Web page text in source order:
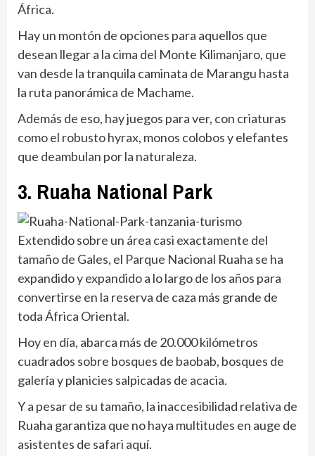
África.
Hay un montón de opciones para aquellos que
desean llegar a la cima del Monte Kilimanjaro, que
van desde la tranquila caminata de Marangu hasta
la ruta panorámica de Machame.
Además de eso, hay juegos para ver, con criaturas
como el robusto hyrax, monos colobos y elefantes
que deambulan por la naturaleza.
3. Ruaha National Park
Extendido sobre un área casi exactamente del
tamaño de Gales, el Parque Nacional Ruaha se ha
expandido y expandido a lo largo de los años para
convertirse en la reserva de caza más grande de
toda África Oriental.
Hoy en día, abarca más de 20.000 kilómetros
cuadrados sobre bosques de baobab, bosques de
galería y planicies salpicadas de acacia.
Y a pesar de su tamaño, la inaccesibilidad relativa de
Ruaha garantiza que no haya multitudes en auge de
asistentes de safari aquí.